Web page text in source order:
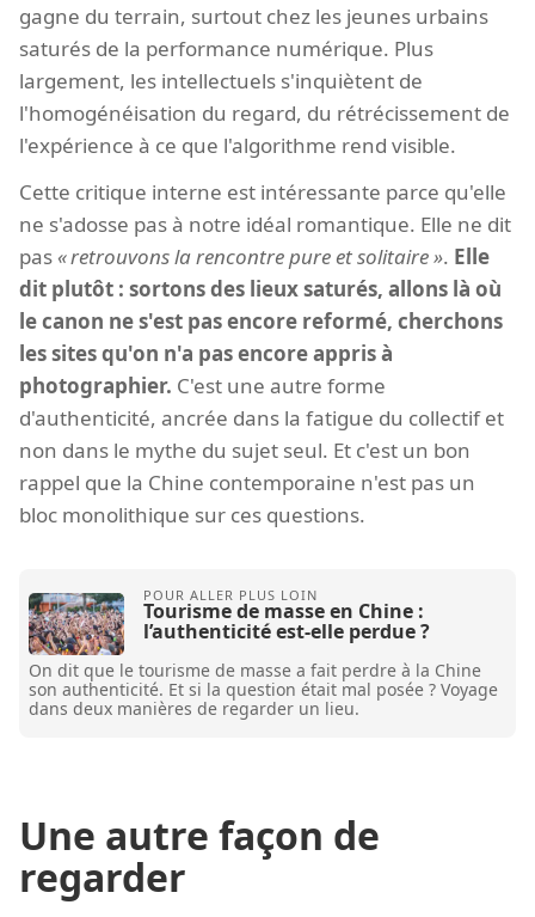
gagne du terrain, surtout chez les jeunes urbains
saturés de la performance numérique. Plus
largement, les intellectuels s'inquiètent de
l'homogénéisation du regard, du rétrécissement de
l'expérience à ce que l'algorithme rend visible.
Cette critique interne est intéressante parce qu'elle
ne s'adosse pas à notre idéal romantique. Elle ne dit
pas
retrouvons la rencontre pure et solitaire . Elle
dit plutôt : sortons des lieux saturés, allons là où
le canon ne s'est pas encore reformé, cherchons
les sites qu'on n'a pas encore appris à
photographier. C'est une autre forme
d'authenticité, ancrée dans la fatigue du collectif et
non dans le mythe du sujet seul. Et c'est un bon
rappel que la Chine contemporaine n'est pas un
bloc monolithique sur ces questions.
Tourisme de masse en Chine :
l’authenticité est-elle perdue ?
On dit que le tourisme de masse a fait perdre à la Chine
son authenticité. Et si la question était mal posée ? Voyage
dans deux manières de regarder un lieu.
Une autre façon de
regarder